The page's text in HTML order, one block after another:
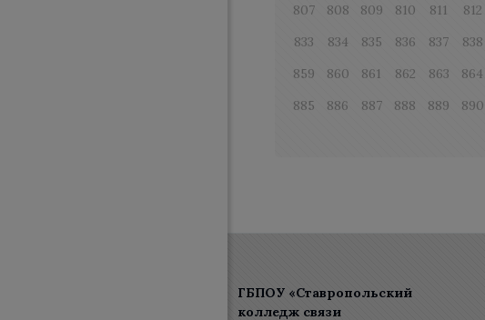
807
808 809 810 811 812
833
834 835 836 837 838
859
860 861 862 863 864
885
886 887 888 889 890
ГБПОУ «Ставропольский
колледж связи